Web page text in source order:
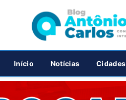
Início Notícias Cidades
PUBLICIDADE